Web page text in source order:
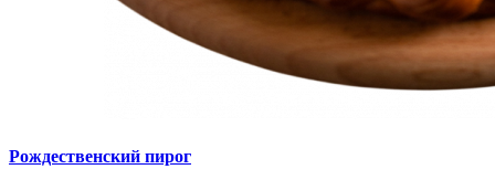
Рождественский пирог